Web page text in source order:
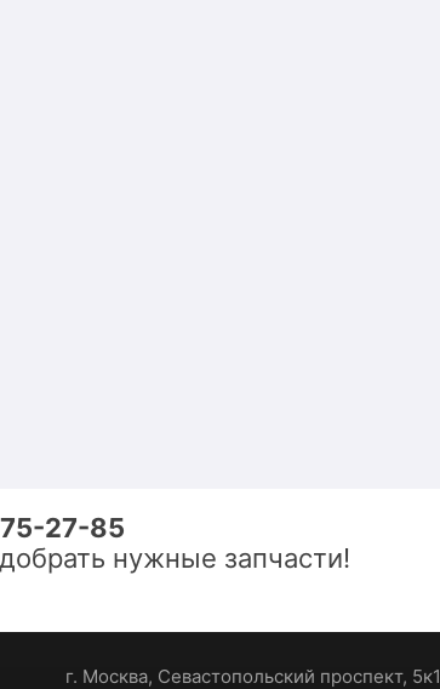
27-85
нужные запчасти!
г. Москва, Севастопольский проспект, 5к1